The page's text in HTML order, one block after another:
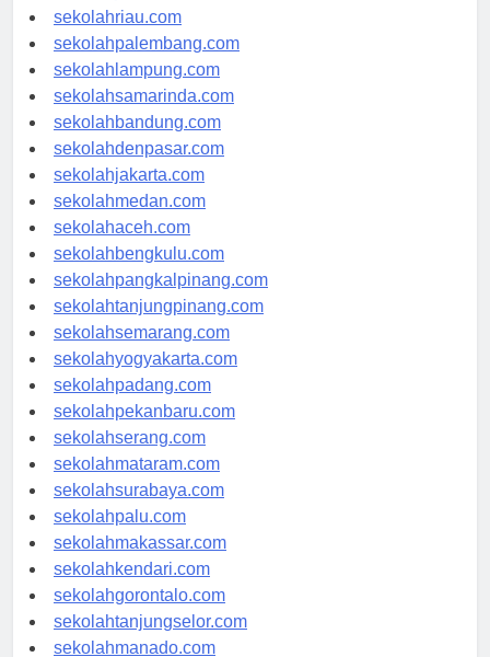
sekolahjambi.com
sekolahriau.com
sekolahpalembang.com
sekolahlampung.com
sekolahsamarinda.com
sekolahbandung.com
sekolahdenpasar.com
sekolahjakarta.com
sekolahmedan.com
sekolahaceh.com
sekolahbengkulu.com
sekolahpangkalpinang.com
sekolahtanjungpinang.com
sekolahsemarang.com
sekolahyogyakarta.com
sekolahpadang.com
sekolahpekanbaru.com
sekolahserang.com
sekolahmataram.com
sekolahsurabaya.com
sekolahpalu.com
sekolahmakassar.com
sekolahkendari.com
sekolahgorontalo.com
sekolahtanjungselor.com